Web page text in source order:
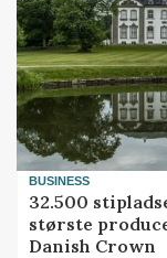
BUSINESS
32.500
største
Danish Crown